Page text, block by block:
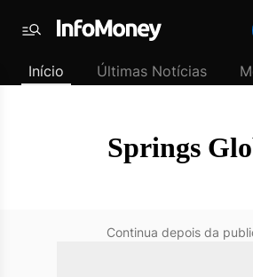
Padrão
Últimas
Menu
Início Últimas Notícias
Springs
Continua depois da